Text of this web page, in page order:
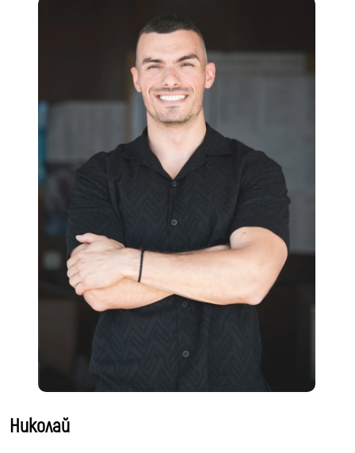
Николай